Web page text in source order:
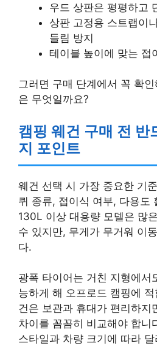
우드 상판은 평평하고
상판 고정용 스트랩이
들림 방지
테이블 높이에 맞는 접
그러면 구매 단계에서 꼭 확
은 무엇일까요?
캠핑 웨건 구매 전 반
지 포인트
웨건 선택 시 가장 중요한 기
퀴 종류, 접이식 여부, 다용도
130L 이상 대용량 모델은 많
수 있지만, 무게가 무거워 이
다.
광폭 타이어는 거친 지형에서
능하게 해 오프로드 캠핑에
건은 보관과 휴대가 편리하지
차이를 꼼꼼히 비교해야 합니
스타일과 차량 크기에 따라